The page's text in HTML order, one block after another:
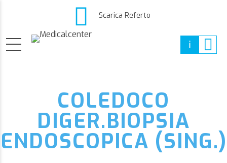
Scarica Referto
COLEDOCO
DIGER.BIOPSIA
ENDOSCOPICA (SING.)